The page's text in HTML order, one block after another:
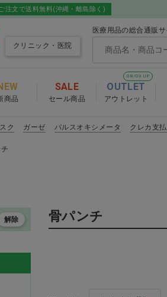
注文で送料無料(沖縄・離島除く)
クリニック・医院
医療用品の総合通販
テル
感染予防
感染予防 おすす
商品
SALE
セール商品
08/03 UP
OUTLET
アウトレット
ク ガーゼ パルスオキシメータ クレカ支
骨パンチ
解除